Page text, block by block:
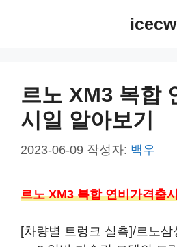
icecw
르노 XM3 복합
시일 알아보기
2023-06-09 작성자: 백우
르노 XM3 복합 연비가격출
[차량별 트렁크 실측]/르노삼